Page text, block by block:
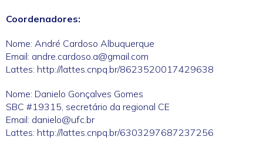
Coordenadores:
Nome: André Cardoso Albuquerque
Email: andre.cardoso.a@gmail.com
Lattes: http://lattes.cnpq.br/8623520017429638
Nome: Danielo Gonçalves Gomes
SBC #19315, secretário da regional CE
Email: danielo@ufc.br
Lattes: http://lattes.cnpq.br/6303297687237256